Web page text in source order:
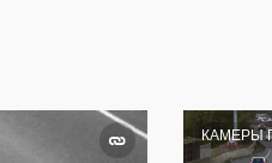
КАМЕРЫ